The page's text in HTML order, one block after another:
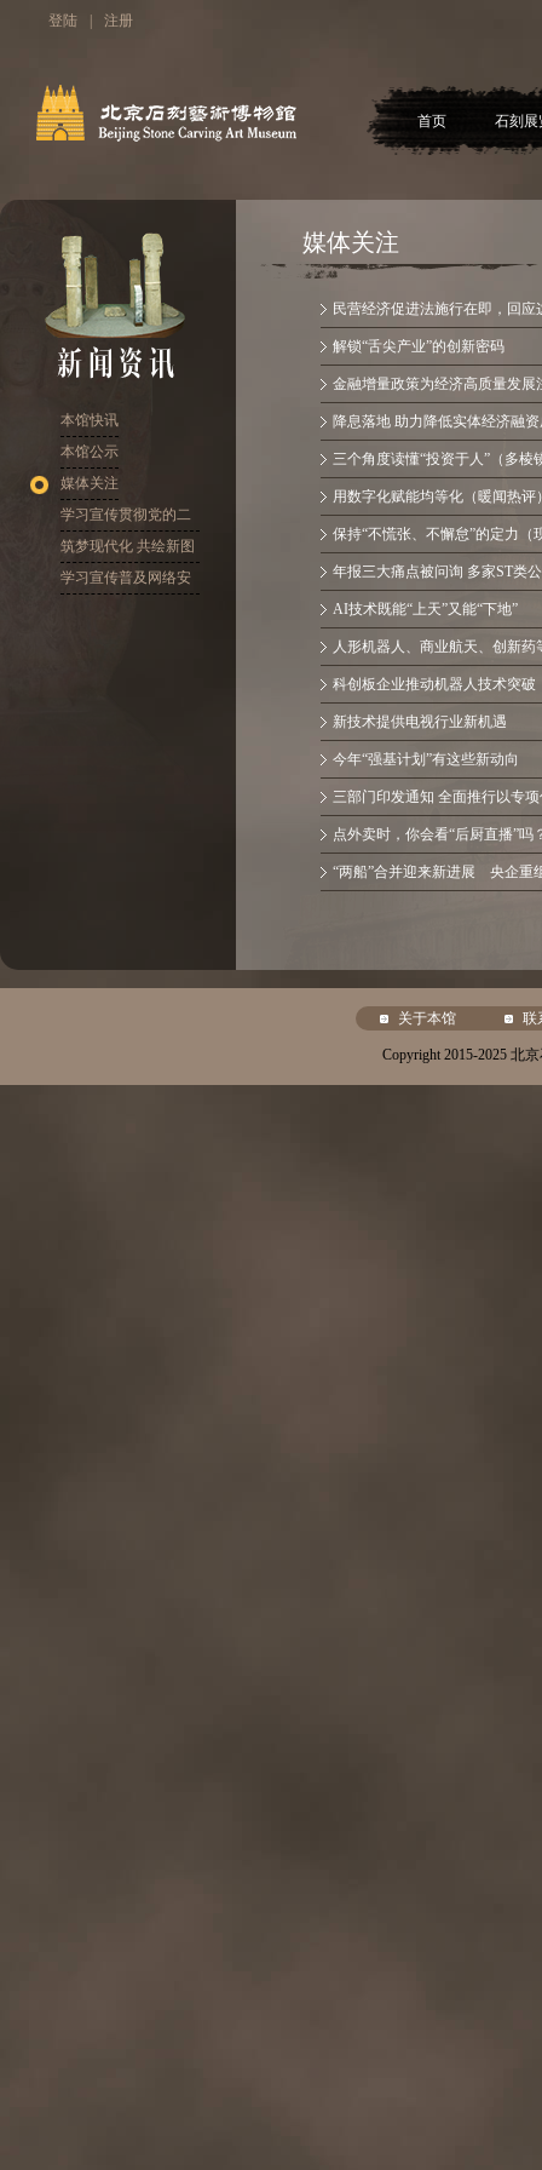
登陆 注册
首页 石刻展
本馆快讯
本馆公示
媒体关注
学习宣传贯彻党的二
十大精神
筑梦现代化 共绘新图
景
学习宣传普及网络安
媒体关注
民营经济促进法施行在即，回应
解锁“舌尖产业”的创新密码
金融增量政策为经济高质量发展
降息落地 助力降低实体经济融
三个角度读懂“投资于人”（多棱
用数字化赋能均等化（暖闻热评
保持“不慌张、不懈怠”的定力（
年报三大痛点被问询 多家ST类
AI技术既能“上天”又能“下地”
人形机器人、商业航天、创新药
科创板企业推动机器人技术突破
新技术提供电视行业新机遇
今年“强基计划”有这些新动向
三部门印发通知 全面推行以专
点外卖时，你会看“后厨直播”吗
“两船”合并迎来新进展 央企重
关于本馆 联
Copyright 2015-2025 北